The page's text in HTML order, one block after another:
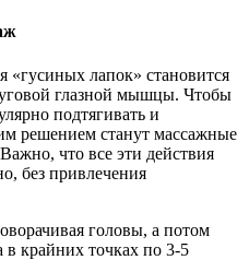
лапок» становится
глазной мышцы. Чтобы
подтягивать и
решением станут массажные
что все эти действия
без привлечения
головы, а потом
в крайних точках по 3-5